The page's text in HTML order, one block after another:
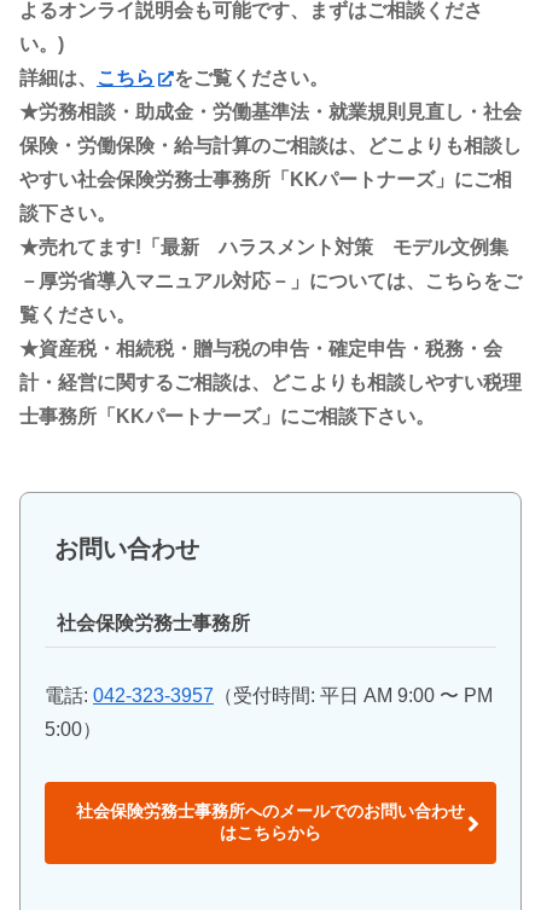
よるオンライ説明会も可能です、まずはご相談くださ
い。)
詳細は、
こちら
をご覧ください。
★労務相談・助成金・労働基準法・就業規則見直し・社会
保険・労働保険・給与計算のご相談は、どこよりも相談し
やすい社会保険労務士事務所「KKパートナーズ」にご相
談下さい。
★売れてます!「最新 ハラスメント対策 モデル文例集
－厚労省導入マニュアル対応－」については、こちらをご
覧ください。
★資産税・相続税・贈与税の申告・確定申告・税務・会
計・経営に関するご相談は、どこよりも相談しやすい税理
士事務所「KKパートナーズ」にご相談下さい。
お問い合わせ
社会保険労務士事務所
電話: 042-323-3957 （受付時間: 平日 AM 9:00 〜 PM
5:00）
社会保険労務士事務所へのメールでのお問い合わせ
はこちらから